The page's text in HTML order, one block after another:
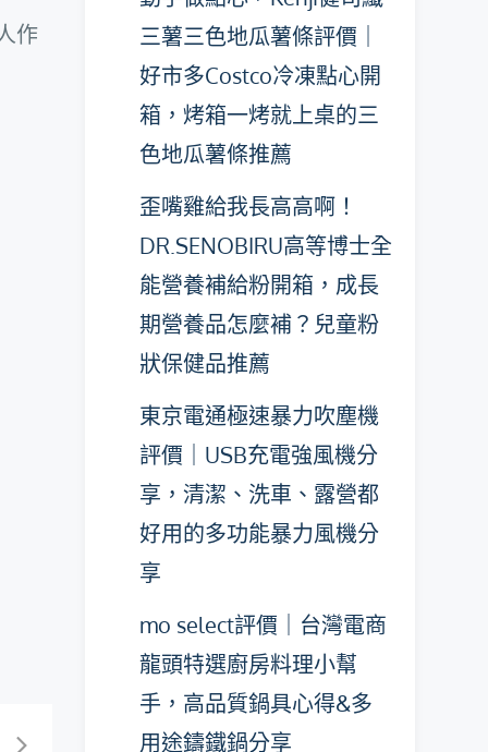
作
三薯三色地瓜薯條評價｜
好市多Costco冷凍點心開
箱，烤箱一烤就上桌的三
色地瓜薯條推薦
歪嘴雞給我長高高啊！
DR.SENOBIRU高等博士全
能營養補給粉開箱，成長
期營養品怎麼補？兒童粉
狀保健品推薦
東京電通極速暴力吹塵機
評價｜USB充電強風機分
享，清潔、洗車、露營都
好用的多功能暴力風機分
享
mo select評價｜台灣電商
龍頭特選廚房料理小幫
手，高品質鍋具心得&多
用途鑄鐵鍋分享